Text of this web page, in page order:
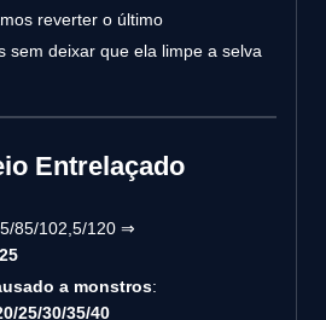
reverter o último
sem deixar que ela limpe a selva
Entrelaçado
85/102,5/120 ⇒
a monstros:
25/30/35/40